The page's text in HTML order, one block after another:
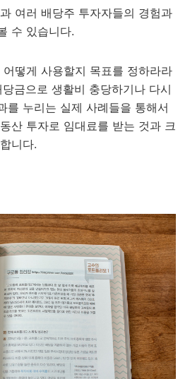
여러 배당주 투자자들의 경험과
수 있습니다.
떻게 사용할지 목표를 정하라라
금으로 생활비 충당하기나 다시
를 누리는 실제 사례들을 통해서
산 투자로 임대료를 받는 것과 크
니다.